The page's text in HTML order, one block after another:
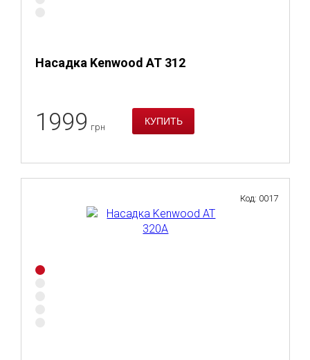
Насадка Kenwood AT 312
1999 грн
Код: 0017